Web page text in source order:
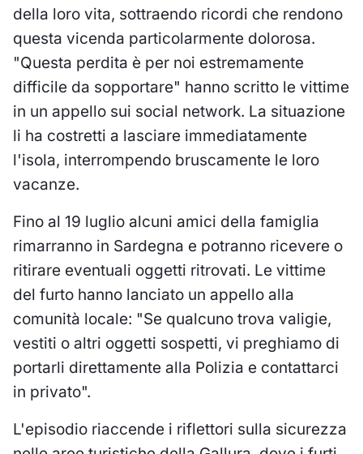
della loro vita, sottraendo ricordi che rendono
questa vicenda particolarmente dolorosa.
"Questa perdita è per noi estremamente
difficile da sopportare" hanno scritto le vittime
in un appello sui social network. La situazione
li ha costretti a lasciare immediatamente
l'isola, interrompendo bruscamente le loro
vacanze.
Fino al 19 luglio alcuni amici della famiglia
rimarranno in Sardegna e potranno ricevere o
ritirare eventuali oggetti ritrovati. Le vittime
del furto hanno lanciato un appello alla
comunità locale: "Se qualcuno trova valigie,
vestiti o altri oggetti sospetti, vi preghiamo di
portarli direttamente alla Polizia e contattarci
in privato".
L'episodio riaccende i riflettori sulla sicurezza